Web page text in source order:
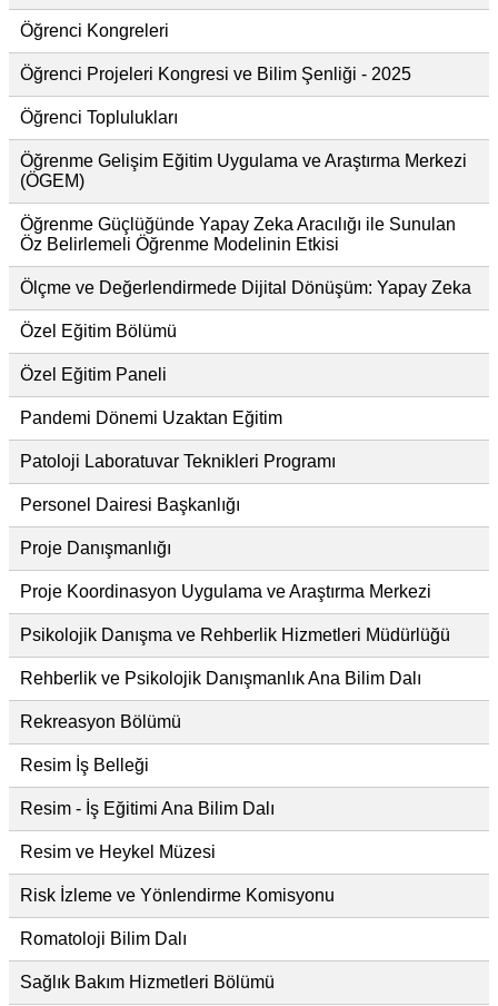
Öğrenci Kongreleri
Öğrenci Projeleri Kongresi ve Bilim Şenliği - 2025
Öğrenci Toplulukları
Öğrenme Gelişim Eğitim Uygulama ve Araştırma Merkezi
(ÖGEM)
Öğrenme Güçlüğünde Yapay Zeka Aracılığı ile Sunulan
Öz Belirlemeli Öğrenme Modelinin Etkisi
Ölçme ve Değerlendirmede Dijital Dönüşüm: Yapay Zeka
Özel Eğitim Bölümü
Özel Eğitim Paneli
Pandemi Dönemi Uzaktan Eğitim
Patoloji Laboratuvar Teknikleri Programı
Personel Dairesi Başkanlığı
Proje Danışmanlığı
Proje Koordinasyon Uygulama ve Araştırma Merkezi
Psikolojik Danışma ve Rehberlik Hizmetleri Müdürlüğü
Rehberlik ve Psikolojik Danışmanlık Ana Bilim Dalı
Rekreasyon Bölümü
Resim İş Belleği
Resim - İş Eğitimi Ana Bilim Dalı
Resim ve Heykel Müzesi
Risk İzleme ve Yönlendirme Komisyonu
Romatoloji Bilim Dalı
Sağlık Bakım Hizmetleri Bölümü